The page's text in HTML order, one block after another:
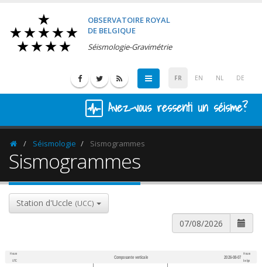
OBSERVATOIRE ROYAL
DE BELGIQUE
Séismologie-Gravimétrie
FR EN NL DE
Avez-vous ressenti un séisme?
HomepageSéismologie Sismogrammes
Sismogrammes
Station d'Uccle (UCC)
Heure
UTC
Composante verticale 2026-08-07
Heure
belge